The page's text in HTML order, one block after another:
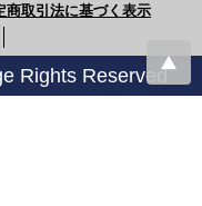
商取引法に基づく表示
Rights Reserved